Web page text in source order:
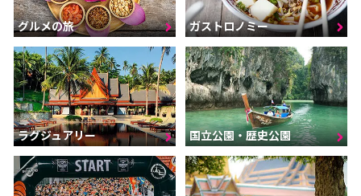
グルメの旅 ガストロノミー
ラグジュアリー 国立公園・歴史公園